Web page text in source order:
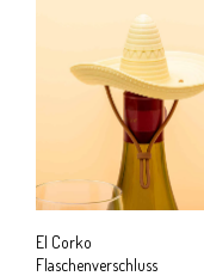
El Corko
Flaschenverschluss